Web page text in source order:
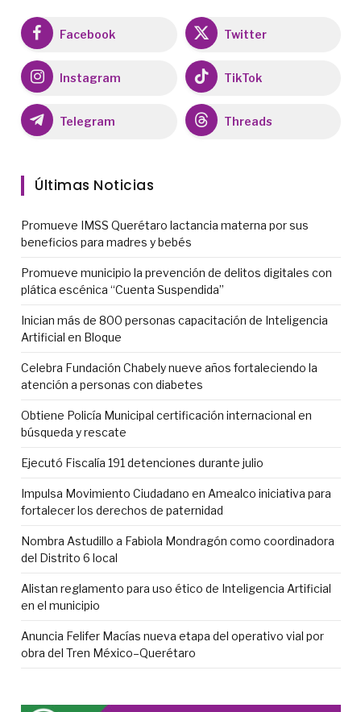
Facebook Twitter
Instagram TikTok
Telegram Threads
Últimas Noticias
Promueve IMSS Querétaro lactancia materna por sus
beneficios para madres y bebés
Promueve municipio la prevención de delitos digitales con
plática escénica “Cuenta Suspendida”
Inician más de 800 personas capacitación de Inteligencia
Artificial en Bloque
Celebra Fundación Chabely nueve años fortaleciendo la
atención a personas con diabetes
Obtiene Policía Municipal certificación internacional en
búsqueda y rescate
Ejecutó Fiscalía 191 detenciones durante julio
Impulsa Movimiento Ciudadano en Amealco iniciativa para
fortalecer los derechos de paternidad
Nombra Astudillo a Fabiola Mondragón como coordinadora
del Distrito 6 local
Alistan reglamento para uso ético de Inteligencia Artificial
en el municipio
Anuncia Felifer Macías nueva etapa del operativo vial por
obra del Tren México–Querétaro